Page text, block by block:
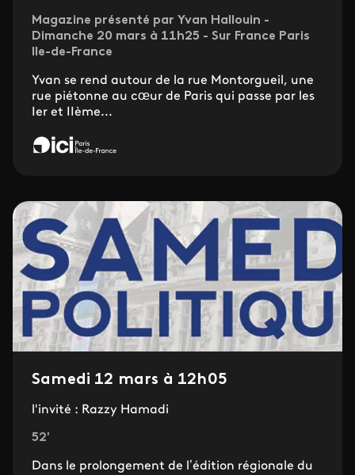
Magazine présenté par Yvan Hallouin -
Dimanche 20 mars à 11h25 - Sur France Paris
Ile-de-France
Yvan se rend autour de la rue Montorgueil, une
rue piétonne au cœur de Paris qui passe par les
Ier et IIème...
Samedi 12 mars à 12h05
l'invité : Razzy Hamadi
52'
Dans le prolongement de l’édition régionale du